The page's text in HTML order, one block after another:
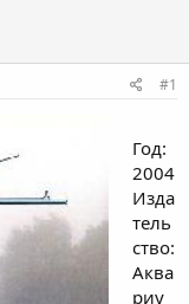
#1
Год:
2004
Изда
тель
ство:
Аква
риу